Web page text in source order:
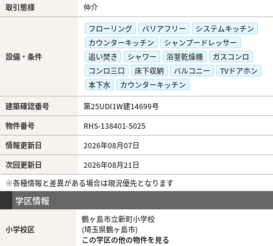
取引態様
仲介
設備・条件
フローリング バリアフリー
システムキッチン
カウンターキッチン
シャンプードレッサー
追い焚き
シャワー 浴室乾燥機
ガスコンロ
コンロ三口
床下収納 バルコニー
TVドアホン
本下水
カウンターキッチン
建築確認番号
第25UDI1W建14699号
物件番号
RHS-138401-5025
情報更新日
2026年08月07日
次回更新日
2026年08月21日
※各種情報と差異がある場合は現況優先となります
学区情報
小学校区
鶴ヶ島市立新町小学校
(埼玉県鶴ヶ島市)
この学区の他の物件を見る